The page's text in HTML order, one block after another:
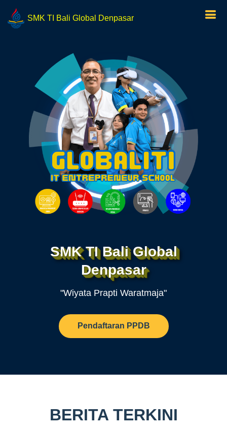
SMK TI Bali Global Denpasar
SMK TI Bali Global
Denpasar
"Wiyata Prapti Waratmaja"
Pendaftaran PPDB
BERITA TERKINI